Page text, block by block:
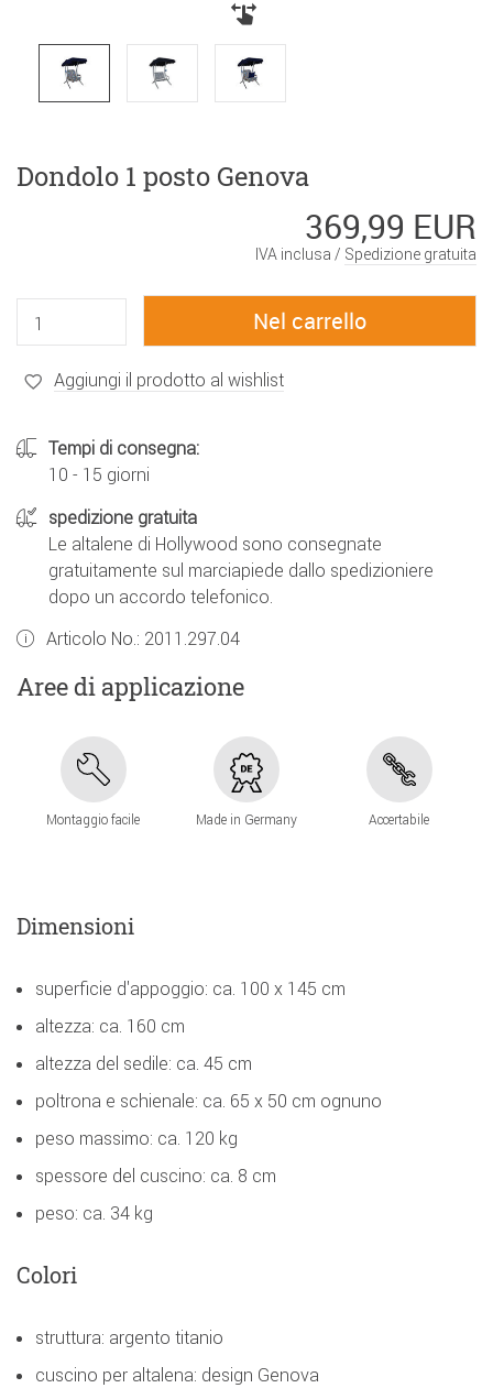
Dondolo 1 posto Genova
369,99 EUR
IVA inclusa / Spedizione gratuita
Aggiungi il prodotto al wishlist
Tempi di consegna:
10 - 15 giorni
spedizione gratuita
Le altalene di Hollywood sono consegnate
gratuitamente sul marciapiede dallo spedizioniere
dopo un accordo telefonico.
Articolo No.: 2011.297.04
Aree di applicazione
Montaggio facile Made in Germany Accertabile
Dimensioni
superficie d'appoggio: ca. 100 x 145 cm
altezza: ca. 160 cm
altezza del sedile: ca. 45 cm
poltrona e schienale: ca. 65 x 50 cm ognuno
peso massimo: ca. 120 kg
spessore del cuscino: ca. 8 cm
peso: ca. 34 kg
Colori
struttura: argento titanio
cuscino per altalena: design Genova